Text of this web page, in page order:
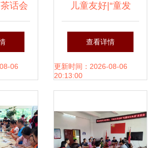
话会
术交
意义
06
儿童友好|“童发
展”共筑梦——滨州
儿童友好产业嘉年
查看详情
更新时间：2026-08-06
20:13:00